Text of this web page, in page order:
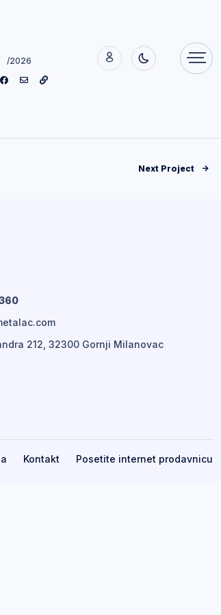
/2026
Next Project
212, 32300 Gornji Milanovac
Kontakt Posetite internet prodavnicu